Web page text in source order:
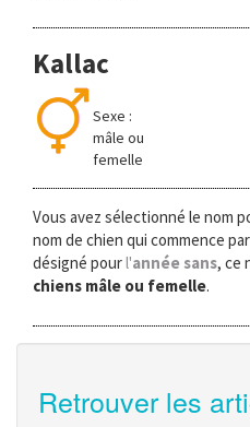
Kallac
Sexe :
mâle ou
femelle
Vous avez sélectionné le nom
nom de chien qui commence
désigné pourl'année sans, ce
chiens mâle ou femelle.
Retrouver les